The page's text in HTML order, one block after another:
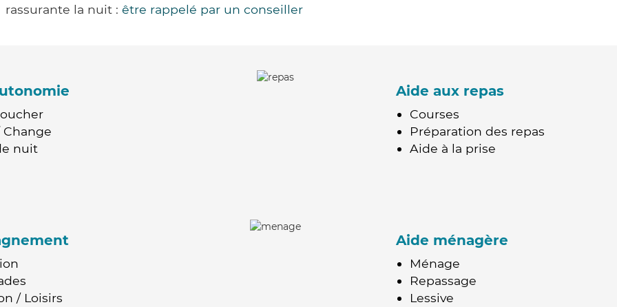
rassurante la nuit : être rappelé par un conseiller
nuit
Aide aux repas
Courses
Préparation des repas
Aide à la prise
/ Loisirs
Aide ménagère
Ménage
Repassage
Lessive